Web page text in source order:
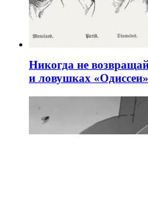
Никогда не
и ловушках «Одиссеи»